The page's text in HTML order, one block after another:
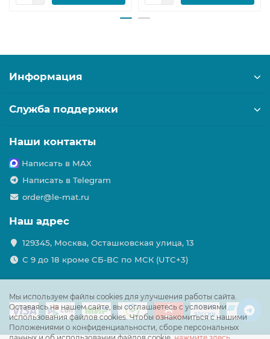
Мы используем файлы cookies для улучшения работы сайта.
Оставаясь на нашем сайте, вы соглашаетесь с условиями
использования файлов cookies. Чтобы ознакомиться с нашими
Положениями о конфиденциальности, сборе персональных
Информация
Служба поддержки
Наши контакты
Написать в MAX
Написать в Telegram
order@le-mat.ru
Наш адрес
129345, Москва, Осташковская улица, 13
С 9 до 18 кроме СБ-ВС по МСК (UTC+3)